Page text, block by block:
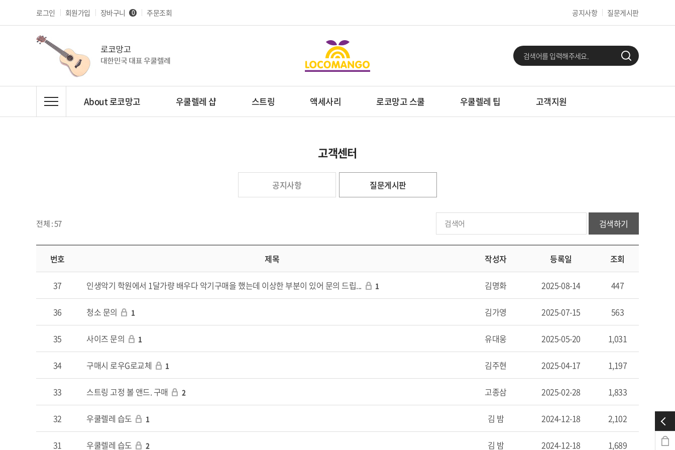
로그인 회원가입 장바구니 0 주문조회 공지사항 질문게시판
About 로코망고 우쿨렐레 샵 스트링 액세사리 로코망고 스쿨 우쿨렐레 팁 고객지원
고객센터
공지사항 질문게시판
전체 : 57 검색하기
번호 제목 작성자 등록일 조회
37 인생악기 학원에서 1달가량 배우다 악기구매을 했는데 이상한 부분이 있어 문의 드립... 1 김명화 2025-08-14 447
36 청소 문의 1 김가영 2025-07-15 563
35 사이즈 문의 1 유대웅 2025-05-20 1,031
34 구매시 로우G로교체 1 김주현 2025-04-17 1,197
33 스트링 고정 볼 앤드. 구매 2 고종삼 2025-02-28 1,833
32 우쿨렐레 습도 1 김 밤 2024-12-18 2,102
31 우쿨렐레 습도 2 김 밤 2024-12-18 1,689